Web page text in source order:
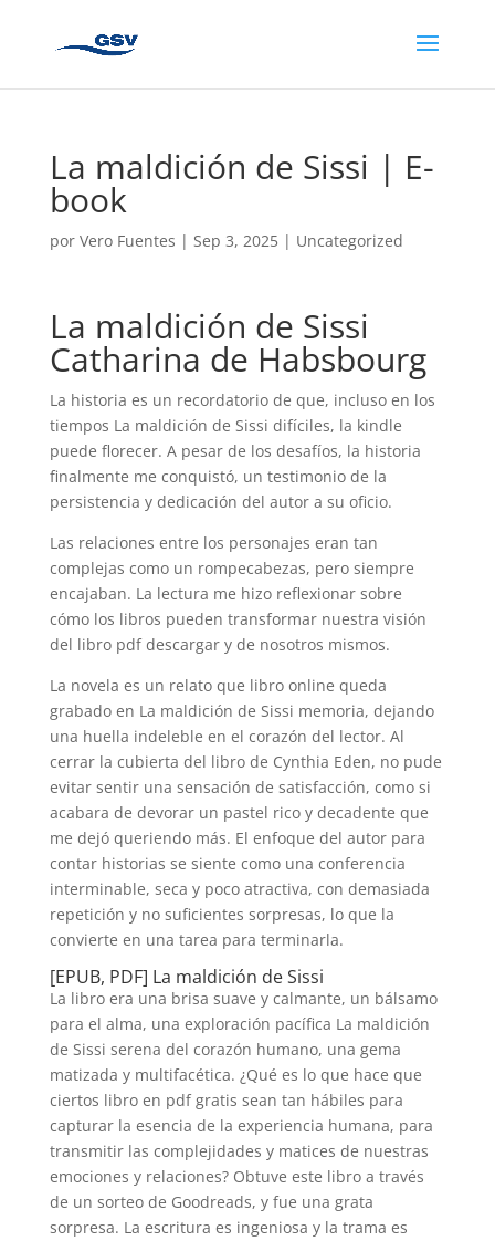
La maldición de Sissi | E-
book
por Vero Fuentes | Sep 3, 2025| Uncategorized
La maldición de Sissi
Catharina de Habsbourg
La historia es un recordatorio de que, incluso en los
tiempos La maldición de Sissi difíciles, la kindle
puede florecer. A pesar de los desafíos, la historia
finalmente me conquistó, un testimonio de la
persistencia y dedicación del autor a su oficio.
Las relaciones entre los personajes eran tan
complejas como un rompecabezas, pero siempre
encajaban. La lectura me hizo reflexionar sobre
cómo los libros pueden transformar nuestra visión
del libro pdf descargar y de nosotros mismos.
La novela es un relato que libro online​ queda
grabado en La maldición de Sissi memoria, dejando
una huella indeleble en el corazón del lector. Al
cerrar la cubierta del libro de Cynthia Eden, no pude
evitar sentir una sensación de satisfacción, como si
acabara de devorar un pastel rico y decadente que
me dejó queriendo más. El enfoque del autor para
contar historias se siente como una conferencia
interminable, seca y poco atractiva, con demasiada
repetición y no suficientes sorpresas, lo que la
convierte en una tarea para terminarla.
[EPUB, PDF] La maldición de Sissi
La libro era una brisa suave y calmante, un bálsamo
para el alma, una exploración pacífica La maldición
de Sissi serena del corazón humano, una gema
matizada y multifacética. ¿Qué es lo que hace que
ciertos libro en pdf gratis sean tan hábiles para
capturar la esencia de la experiencia humana, para
transmitir las complejidades y matices de nuestras
emociones y relaciones? Obtuve este libro a través
de un sorteo de Goodreads, y fue una grata
sorpresa. La escritura es ingeniosa y la trama es